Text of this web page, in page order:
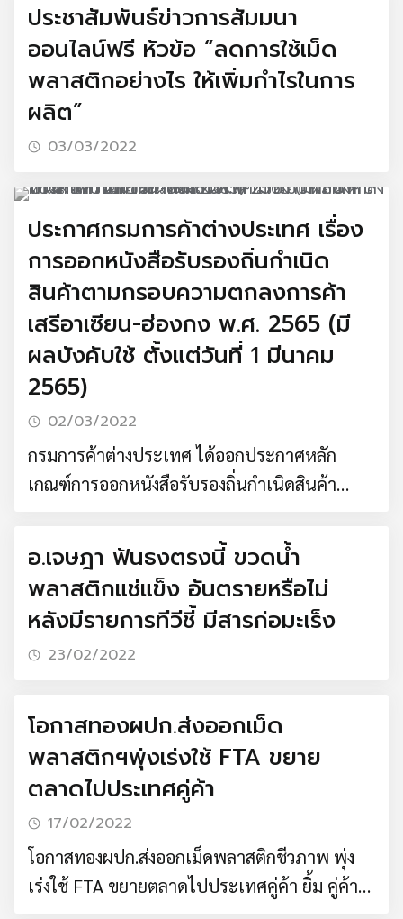
ประชาสัมพันธ์ข่าวการสัมมนา
ออนไลน์ฟรี หัวข้อ “ลดการใช้เม็ด
พลาสติกอย่างไร ให้เพิ่มกำไรในการ
ผลิต”
03/03/2022
ประกาศกรมการค้าต่างประเทศ เรื่อง
การออกหนังสือรับรองถิ่นกำเนิด
สินค้าตามกรอบความตกลงการค้า
เสรีอาเซียน-ฮ่องกง พ.ศ. 2565 (มี
ผลบังคับใช้ ตั้งแต่วันที่ 1 มีนาคม
2565)
02/03/2022
กรมการค้าต่างประเทศ ได้ออกประกาศหลัก
เกณฑ์การออกหนังสือรับรองถิ่นกำเนิดสินค้า
2561 โดยมีผลตั้งแต่ 1 มี.ค. 65 เป็นต้นไป ซึ่งมี
การเพิ่มประเด็น เช่น การออก Form AHK แบบ
มีนายหน้าหลายราย (Multiple Third Country)
และการทำ invoicing แบบมีนายหน้าอยู่ใน
ประเทศเดียวกับผู …
อ.เจษฎา ฟันธงตรงนี้ ขวดน้ำ
พลาสติกแช่แข็ง อันตรายหรือไม่
หลังมีรายการทีวีชี้ มีสารก่อมะเร็ง
23/02/2022
โอกาสทองผปก.ส่งออกเม็ด
พลาสติกฯพุ่งเร่งใช้ FTA ขยาย
ตลาดไปประเทศคู่ค้า
17/02/2022
โอกาสทองผปก.ส่งออกเม็ดพลาสติกชีวภาพ พุ่ง
เร่งใช้ FTA ขยายตลาดไปประเทศคู่ค้า ยิ้ม คู่ค้า
Search
for: